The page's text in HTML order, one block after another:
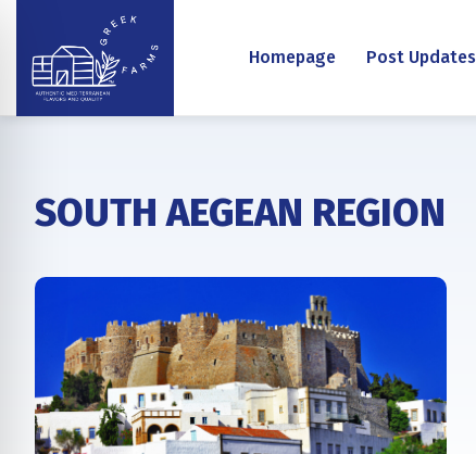
Homepage Post Updates
SOUTH AEGEAN REGION